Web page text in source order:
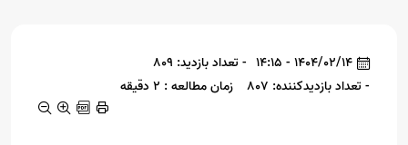
1404/02/14 - 14:15
- تعداد بازدید: 809
- تعداد بازدیدکننده: 807
زمان مطالعه : 2 دقیقه